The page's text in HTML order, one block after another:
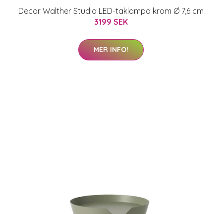
Decor Walther Studio LED-taklampa krom Ø 7,6 cm
3199 SEK
MER INFO!